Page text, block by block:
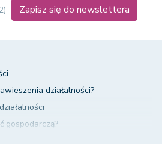
Zapisz się do newslettera
działalności?
gospodarczą?